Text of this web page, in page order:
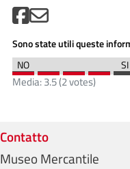
Sono state utili queste
Media:3.5(2votes)
Contatto
Museo Mercantile